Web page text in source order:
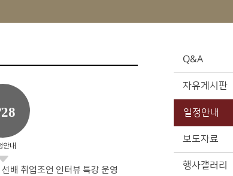
Q&A
자유게시판
일정안내
보도자료
행사갤러리
안내
배 취업조언 인터뷰 특강 운영